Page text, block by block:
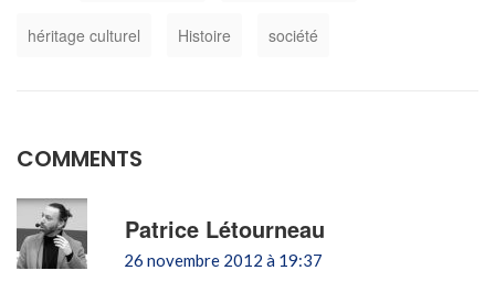
héritage culturel Histoire société
COMMENTS
Patrice Létourneau
26 novembre 2012 à 19:37